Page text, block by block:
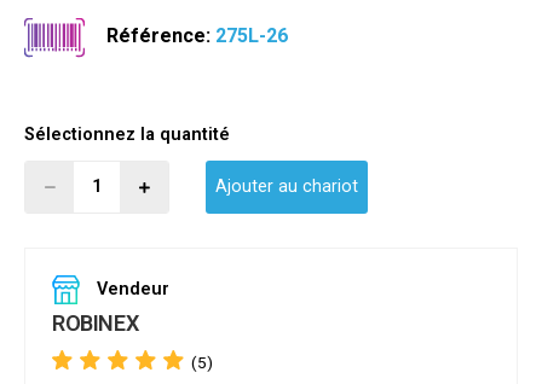
Référence: 275L-26
Sélectionnez la quantité
Ajouter au chariot
Vendeur
ROBINEX
(5)